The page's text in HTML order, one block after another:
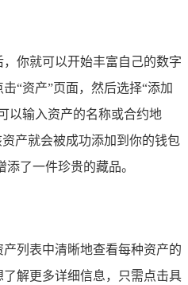
你就可以开始丰富自己的数字
“资产”页面，然后选择“添加
以输入资产的名称或合约地
产就会被成功添加到你的钱包
了一件珍贵的藏品。
列表中清晰地查看每种资产的
解更多详细信息，只需点击具